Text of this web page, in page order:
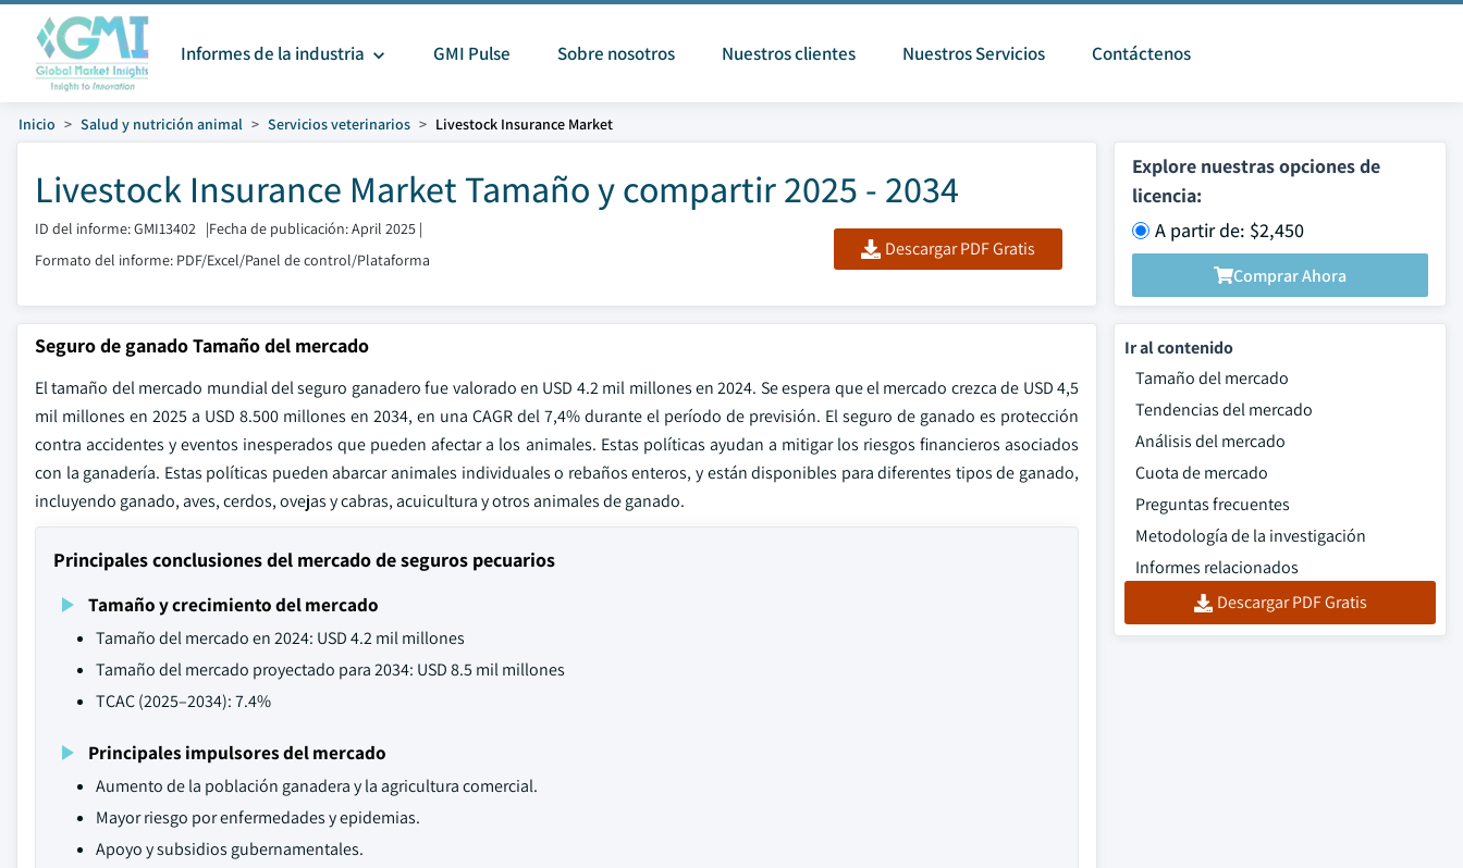
Informes de la industria GMI Pulse Sobre nosotros Nuestros clientes Nuestros Servicios Contáctenos
Inicio Salud y nutrición animal Servicios veterinarios Livestock Insurance Market
Livestock Insurance Market Tamaño y compartir 2025 - 2034
ID del informe: GMI13402 |Fecha de publicación: April 2025 |
Formato del informe: PDF/Excel/Panel de control/Plataforma
Descargar PDF Gratis
Explore nuestras opciones de
licencia:
A partir de: $2,450
Comprar Ahora
Seguro de ganado Tamaño del mercado
El tamaño del mercado mundial del seguro ganadero fue valorado en USD 4.2 mil millones en 2024. Se espera que el mercado crezca de USD 4,5
mil millones en 2025 a USD 8.500 millones en 2034, en una CAGR del 7,4% durante el período de previsión. El seguro de ganado es protección
contra accidentes y eventos inesperados que pueden afectar a los animales. Estas políticas ayudan a mitigar los riesgos financieros asociados
con la ganadería. Estas políticas pueden abarcar animales individuales o rebaños enteros, y están disponibles para diferentes tipos de ganado,
incluyendo ganado, aves, cerdos, ovejas y cabras, acuicultura y otros animales de ganado.
Principales conclusiones del mercado de seguros pecuarios
Tamaño y crecimiento del mercado
Tamaño del mercado en 2024: USD 4.2 mil millones
Tamaño del mercado proyectado para 2034: USD 8.5 mil millones
TCAC (2025–2034): 7.4%
Principales impulsores del mercado
Aumento de la población ganadera y la agricultura comercial.
Mayor riesgo por enfermedades y epidemias.
Apoyo y subsidios gubernamentales.
Ir al contenido
Tamaño del mercado
Tendencias del mercado
Análisis del mercado
Cuota de mercado
Preguntas frecuentes
Metodología de la investigación
Informes relacionados
Descargar PDF Gratis